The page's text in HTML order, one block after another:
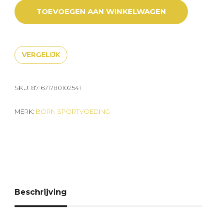
TOEVOEGEN AAN WINKELWAGEN
VERGELIJK
SKU: 871671780102541
MERK: BORN SPORTVOEDING
Beschrijving